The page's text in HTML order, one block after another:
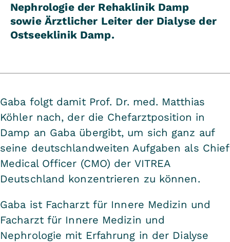
Nephrologie der Rehaklinik Damp
sowie Ärztlicher Leiter der Dialyse der
Ostseeklinik Damp.
Gaba folgt damit Prof. Dr. med. Matthias
Köhler nach, der die Chefarztposition in
Damp an Gaba übergibt, um sich ganz auf
seine deutschlandweiten Aufgaben als Chief
Medical Officer (CMO) der VITREA
Deutschland konzentrieren zu können.
Gaba ist Facharzt für Innere Medizin und
Facharzt für Innere Medizin und
Nephrologie mit Erfahrung in der Dialyse